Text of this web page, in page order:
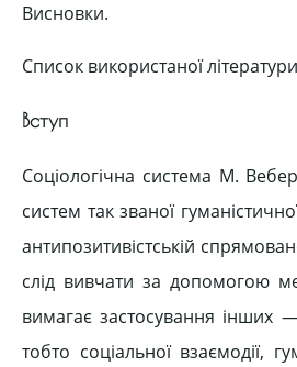
Висновки.
Список використаної
Вступ
Соціологічна система М.
систем так званої
антипозитивістській
слід вивчати за допомогою
вимагає застосування інших
тобто соціальної взаємодії,